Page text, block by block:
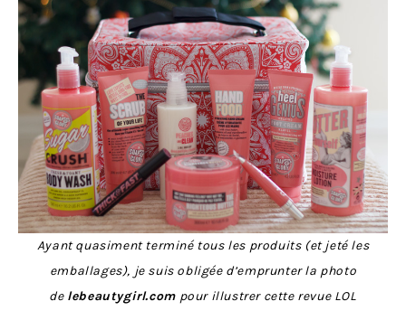
Ayant quasiment terminé tous les produits (et jeté les
emballages), je suis obligée d’emprunter la photo
de lebeautygirl.compour illustrer cette revue LOL